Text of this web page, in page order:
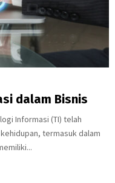
dalam Bisnis
Informasi (TI) telah
termasuk dalam